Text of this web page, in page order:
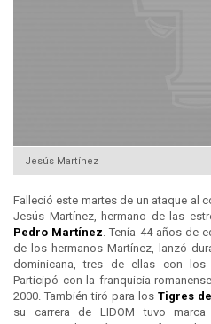
Jesús Martínez
Falleció este martes de un ataque al
Jesús Martínez, hermano de las
Pedro Martínez . Tenía 44 años de
de los hermanos Martínez, lanzó
dominicana, tres de ellas con los
Participó con la franquicia
2000. También tiró para los Tigres
su carrera de LIDOM tuvo